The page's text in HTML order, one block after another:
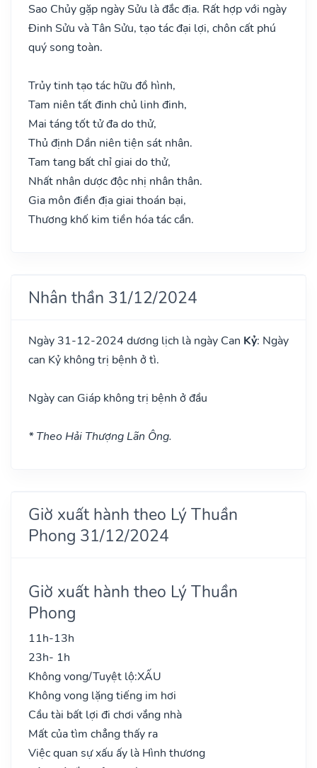
Sao Chủy gặp ngày Sửu là đắc địa. Rất hợp với ngày
Đinh Sửu và Tân Sửu, tạo tác đại lợi, chôn cất phú
quý song toàn.
Trủy tinh tạo tác hữu đồ hình,
Tam niên tất đinh chủ linh đinh,
Mai táng tốt tử đa do thử,
Thủ định Dần niên tiện sát nhân.
Tam tang bất chỉ giai do thử,
Nhất nhân dược độc nhị nhân thân.
Gia môn điền địa giai thoán bại,
Thương khố kim tiền hóa tác cần.
Nhân thần 31/12/2024
Ngày 31-12-2024 dương lịch là ngày Can Kỷ: Ngày
can Kỷ không trị bệnh ở tì.
Ngày can Giáp không trị bệnh ở đầu
* Theo Hải Thượng Lãn Ông.
Giờ xuất hành theo Lý Thuần
Phong 31/12/2024
Giờ xuất hành theo Lý Thuần
Phong
11h-13h
23h- 1h
Không vong/Tuyệt lộ:XẤU
Không vong lặng tiếng im hơi
Cầu tài bất lợi đi chơi vắng nhà
Mất của tìm chẳng thấy ra
Việc quan sự xấu ấy là Hình thương